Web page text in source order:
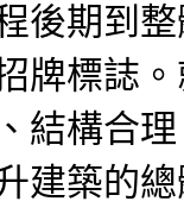
後期到
牌標誌
結構合
建築的